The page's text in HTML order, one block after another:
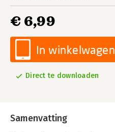
€ 6,99
In winkelwagen
Direct te downloaden
Samenvatting